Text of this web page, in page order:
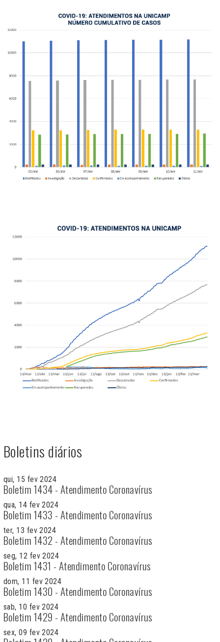
Boletins diários
qui, 15 fev 2024
Boletim 1434 - Atendimento Coronavírus
qua, 14 fev 2024
Boletim 1433 - Atendimento Coronavírus
ter, 13 fev 2024
Boletim 1432 - Atendimento Coronavírus
seg, 12 fev 2024
Boletim 1431 - Atendimento Coronavírus
dom, 11 fev 2024
Boletim 1430 - Atendimento Coronavírus
sab, 10 fev 2024
Boletim 1429 - Atendimento Coronavírus
sex, 09 fev 2024